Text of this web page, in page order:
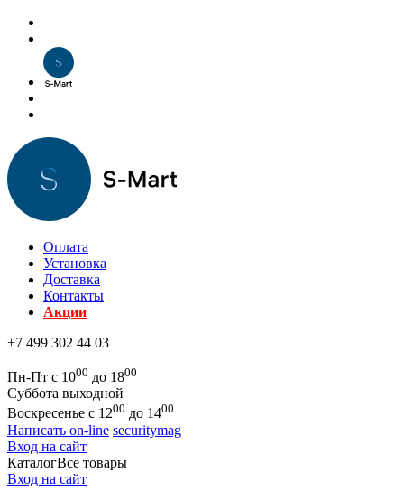
Оплата
Установка
Доставка
Контакты
Акции
+7 499 302 44 03
Пн-Пт с 1000 до 1800
Суббота выходной
Воскресенье с 1200 до 1400
Написать on-line securitymag
Вход на сайт
КаталогВсе товары
Вход на сайт